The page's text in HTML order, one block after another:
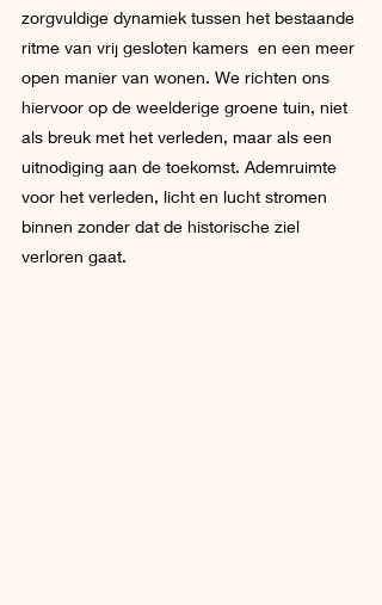
zorgvuldige dynamiek tussen het bestaande
ritme van vrij gesloten kamers  en een meer
open manier van wonen. We richten ons
hiervoor op de weelderige groene tuin, niet
als breuk met het verleden, maar als een
uitnodiging aan de toekomst. Ademruimte
voor het verleden, licht en lucht stromen
binnen zonder dat de historische ziel
verloren gaat.